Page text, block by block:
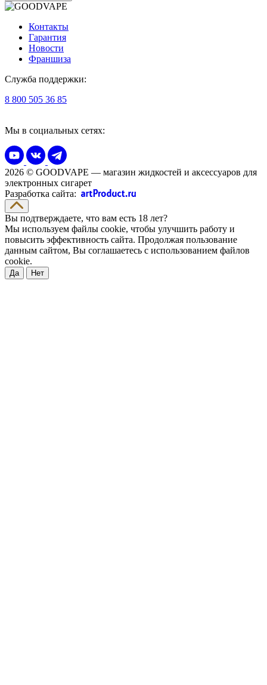
Контакты
Гарантия
Новости
Франшиза
Служба поддержки:
8 800 505 36 85
Мы в социальных сетях:
2026 © GOODVAPE — магазин жидкостей и аксессуаров для
электронных сигарет
Разработка сайта:
Вы подтверждаете, что вам есть 18 лет?
Мы используем файлы cookie, чтобы улучшить работу и
повысить эффективность сайта. Продолжая пользование
данным сайтом, Вы соглашаетесь с использованием файлов
cookie.
Да Нет